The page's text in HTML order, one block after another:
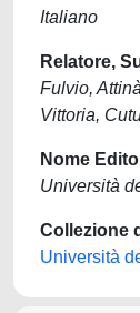
Italiano
Relatore,
Fulvio, Attinà
Vittoria,
Nome
Università
Collezione
Università